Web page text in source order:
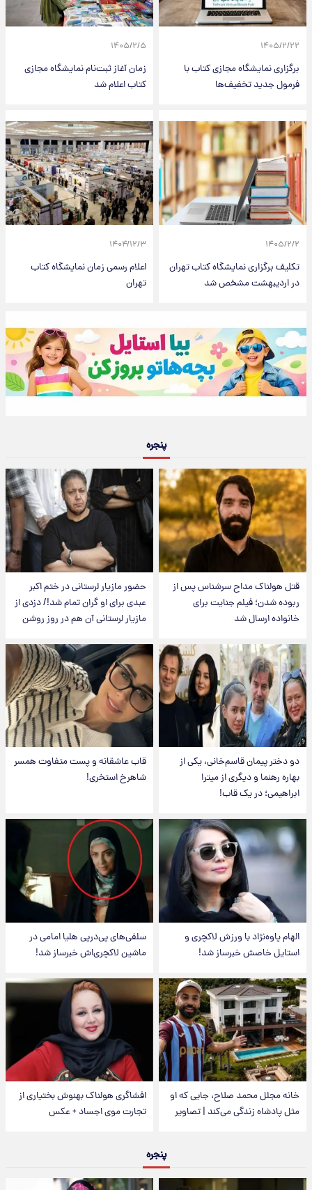
۱۴۰۵/۲/۲۲
برگزاری نمایشگاه مجازی کتاب با
فرمول جدید تخفیف‌ها
۱۴۰۵/۲/۵
زمان آغاز ثبت‌نام نمایشگاه مجازی
کتاب اعلام شد
۱۴۰۵/۲/۲
تکلیف برگزاری نمایشگاه کتاب تهران
در اردیبهشت مشخص شد
۱۴۰۴/۱۲/۳
اعلام رسمی زمان نمایشگاه کتاب
تهران
پنجره
قتل هولناک مداح سرشناس پس از
ربوده شدن؛ فیلم جنایت برای
خانواده ارسال شد
حضور مازیار لرستانی در ختم اکبر
عبدی برای او گران تمام شد!/ دزدی از
مازیار لرستانی آن هم در روز روشن
دو دختر پیمان قاسم‌خانی، یکی از
بهاره رهنما و دیگری از میترا
ابراهیمی؛ در یک قاب!
قاب عاشقانه و پست متفاوت همسر
شاهرخ استخری!
الهام پاوه‌نژاد با ورزش لاکچری و
استایل خاصش خبرساز شد!
سلفی‌های پی‌درپی هلیا امامی در
ماشین لاکچری‌اش خبرساز شد!
خانه مجلل محمد صلاح، جایی که او
مثل پادشاه زندگی می‌کند | تصاویر
افشاگری هولناک بهنوش بختیاری از
تجارت موی اجساد + عکس
پنجره